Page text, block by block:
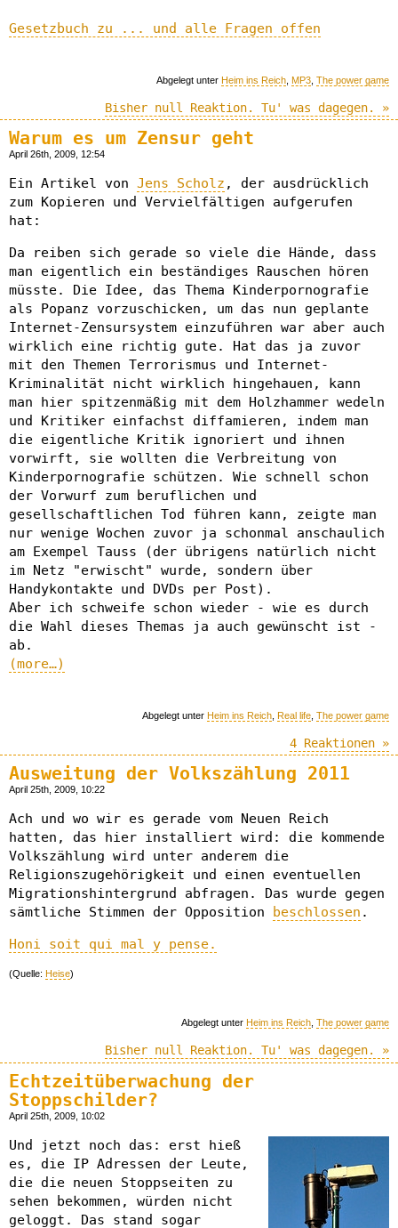
Gesetzbuch zu ... und alle Fragen offen
Abgelegt unter Heim ins Reich MP3 The power game
Bisher null Reaktion. Tu' was dagegen. »
Warum es um Zensur geht
April 26th, 2009, 12:54
Ein Artikel von Jens Scholz , der ausdrücklich
zum Kopieren und Vervielfältigen aufgerufen
hat:
Da reiben sich gerade so viele die Hände, dass
man eigentlich ein beständiges Rauschen hören
müsste. Die Idee, das Thema Kinderpornografie
als Popanz vorzuschicken, um das nun geplante
Internet-Zensursystem einzuführen war aber auch
wirklich eine richtig gute. Hat das ja zuvor
mit den Themen Terrorismus und Internet-
Kriminalität nicht wirklich hingehauen, kann
man hier spitzenmäßig mit dem Holzhammer wedeln
und Kritiker einfachst diffamieren, indem man
die eigentliche Kritik ignoriert und ihnen
vorwirft, sie wollten die Verbreitung von
Kinderpornografie schützen. Wie schnell schon
der Vorwurf zum beruflichen und
gesellschaftlichen Tod führen kann, zeigte man
nur wenige Wochen zuvor ja schonmal anschaulich
am Exempel Tauss (der übrigens natürlich nicht
im Netz "erwischt" wurde, sondern über
Handykontakte und DVDs per Post).
Aber ich schweife schon wieder - wie es durch
die Wahl dieses Themas ja auch gewünscht ist -
ab.
(more…)
Abgelegt unter Heim ins Reich Real life The power game
4 Reaktionen »
Ausweitung der Volkszählung 2011
April 25th, 2009, 10:22
Ach und wo wir es gerade vom Neuen Reich
hatten, das hier installiert wird: die kommende
Volkszählung wird unter anderem die
Religionszugehörigkeit und einen eventuellen
Migrationshintergrund abfragen. Das wurde gegen
sämtliche Stimmen der Opposition
beschlossen .
Honi soit qui mal y pense.
(Quelle: Heise)
Abgelegt unter Heim ins Reich The power game
Bisher null Reaktion. Tu' was dagegen. »
Echtzeitüberwachung der
Stoppschilder?
April 25th, 2009, 10:02
Und jetzt noch das: erst hieß
es, die IP Adressen der Leute,
die die neuen Stoppseiten zu
sehen bekommen, würden nicht
geloggt. Das stand sogar